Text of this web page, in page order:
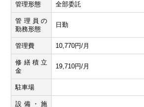
管理形態 全部委託
管理員の
勤務形態
日勤
管理費 10,770円/月
修繕積立
金
19,710円/月
駐車場
設備・施